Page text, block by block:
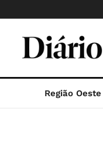
Região Oeste